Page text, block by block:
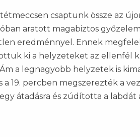
csaptunk össze az
aratott magabiztos
eredménnyel. Ennek
ki a helyzeteket az ellenfél
a legnagyobb helyzetek is
19. percben megszerezték a
átadásra és zúdította a labdát